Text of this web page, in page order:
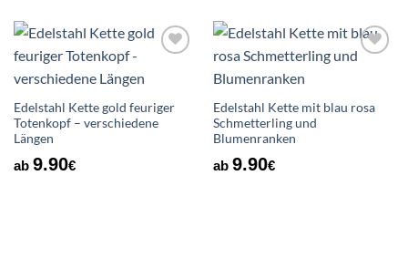
Wunschliste
Edelstahl Kette gold feuriger
Totenkopf – verschiedene
Längen
ab 9.90€
Edelstahl Kette mit blau rosa
Schmetterling und
Blumenranken
ab 9.90€